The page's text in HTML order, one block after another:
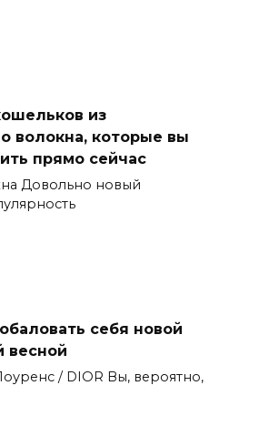
из
волокна, которые вы
прямо сейчас
Довольно новый
себя новой
весной
/ DIOR Вы, вероятно,